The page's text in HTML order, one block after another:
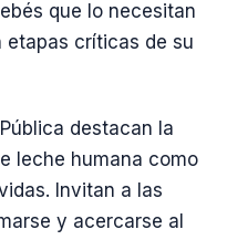
que lo necesitan
críticas de su
destacan la
leche humana como
Invitan a las
y acercarse al